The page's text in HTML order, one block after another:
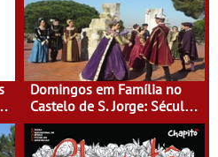
Domingos em Família no
Castelo de S. Jorge: Século
XVI - Tempo de Mulheres -
Mulheres do Seu tempo